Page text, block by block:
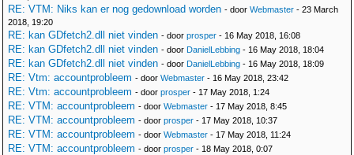
RE: VTM: Niks kan er nog gedownload worden - door Webmaster - 23 March
2018, 19:20
RE: kan GDfetch2.dll niet vinden - door prosper - 16 May 2018, 16:08
RE: kan GDfetch2.dll niet vinden - door DanielLebbing - 16 May 2018, 18:04
RE: kan GDfetch2.dll niet vinden - door DanielLebbing - 16 May 2018, 18:09
RE: Vtm: accountprobleem - door Webmaster - 16 May 2018, 23:42
RE: Vtm: accountprobleem - door prosper - 17 May 2018, 1:24
RE: VTM: accountprobleem - door Webmaster - 17 May 2018, 8:45
RE: VTM: accountprobleem - door prosper - 17 May 2018, 10:37
RE: VTM: accountprobleem - door Webmaster - 17 May 2018, 11:24
RE: VTM: accountprobleem - door prosper - 18 May 2018, 0:07